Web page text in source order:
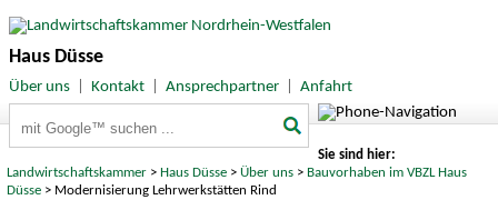
Haus Düsse
Über uns| Kontakt| Ansprechpartner| Anfahrt
Sie sind hier:
Landwirtschaftskammer > Haus Düsse >Über uns > Bauvorhaben im VBZL Haus
Düsse > Modernisierung Lehrwerkstätten Rind